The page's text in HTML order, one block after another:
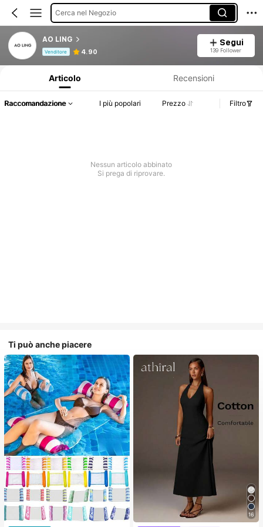
Cerca nel Negozio
AO LING
Venditore 4.90
Segui
139 Follower
Articolo Recensioni
Raccomandazione I più popolari Prezzo Filtro
Nessun articolo abbinato
Si prega di riprovare.
Ti può anche piacere
16